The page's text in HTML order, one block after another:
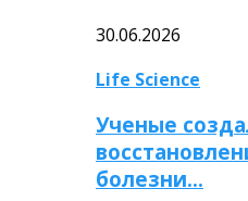
30.06.2026
Life Science
Ученые
болезни…